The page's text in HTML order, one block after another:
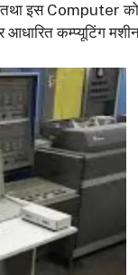
तथा इस Computer
कम्प्यूटिंग मशीन